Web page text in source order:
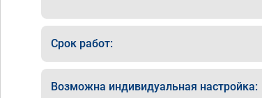
Срок работ:
Возможна индивидуальная настройка: